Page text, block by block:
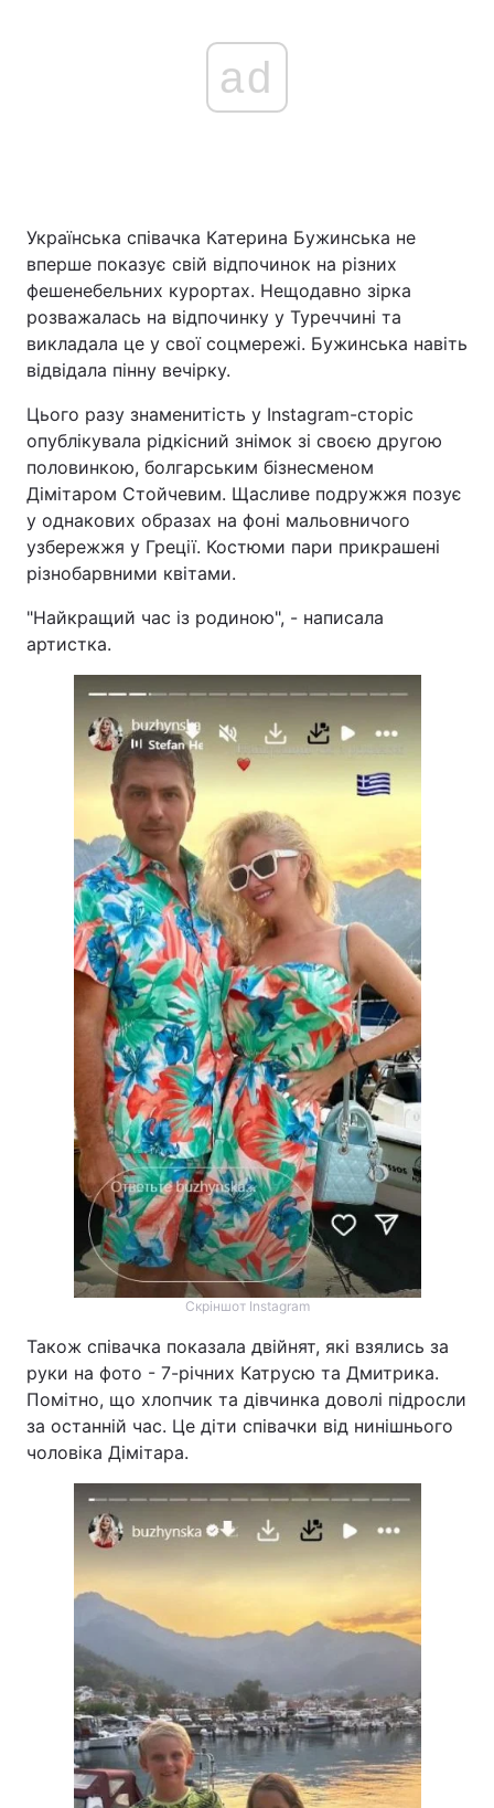
ad
Українська співачка Катерина Бужинська не
вперше показує свій відпочинок на різних
фешенебельних курортах. Нещодавно зірка
розважалась на відпочинку у Туреччині та
викладала це у свої соцмережі. Бужинська навіть
відвідала пінну вечірку.
Цього разу знаменитість у Instagram-сторіс
опублікувала рідкісний знімок зі своєю другою
половинкою, болгарським бізнесменом
Дімітаром Стойчевим. Щасливе подружжя позує
у однакових образах на фоні мальовничого
узбережжя у Греції. Костюми пари прикрашені
різнобарвними квітами.
"Найкращий час із родиною", - написала
артистка.
Скріншот Instagram
Також співачка показала двійнят, які взялись за
руки на фото - 7-річних Катрусю та Дмитрика.
Помітно, що хлопчик та дівчинка доволі підросли
за останній час. Це діти співачки від нинішнього
чоловіка Дімітара.